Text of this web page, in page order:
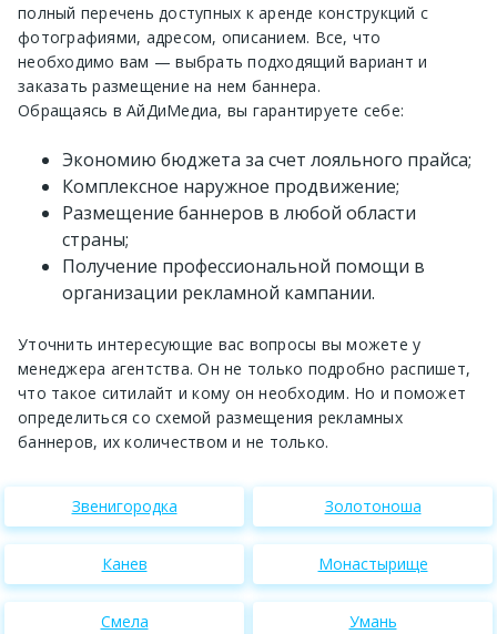
полный перечень доступных к аренде конструкций с
фотографиями, адресом, описанием. Все, что
необходимо вам — выбрать подходящий вариант и
заказать размещение на нем баннера.
Обращаясь в АйДиМедиа, вы гарантируете себе:
Экономию бюджета за счет лояльного прайса;
Комплексное наружное продвижение;
Размещение баннеров в любой области
страны;
Получение профессиональной помощи в
организации рекламной кампании.
Уточнить интересующие вас вопросы вы можете у
менеджера агентства. Он не только подробно распишет,
что такое ситилайт и кому он необходим. Но и поможет
определиться со схемой размещения рекламных
баннеров, их количеством и не только.
Звенигородка Золотоноша
Канев Монастырище
Смела Умань